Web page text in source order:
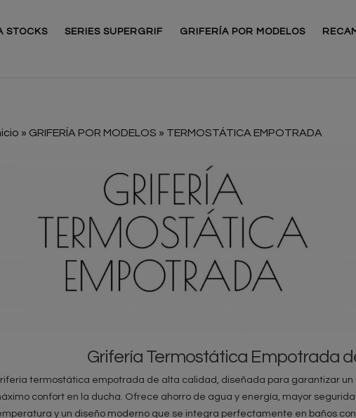
STOCKS SERIES SUPERGRIF GRIFERÍA POR MODELOS
» GRIFERÍA POR MODELOS » TERMOSTÁTICA EMPOTRADA
Grifería Termostática Empotrada
termostática empotrada de alta calidad, diseñada para garantizar un
confort en la ducha. Ofrece ahorro de agua y energía, mayor
y un diseño moderno que se integra perfectamente en baños